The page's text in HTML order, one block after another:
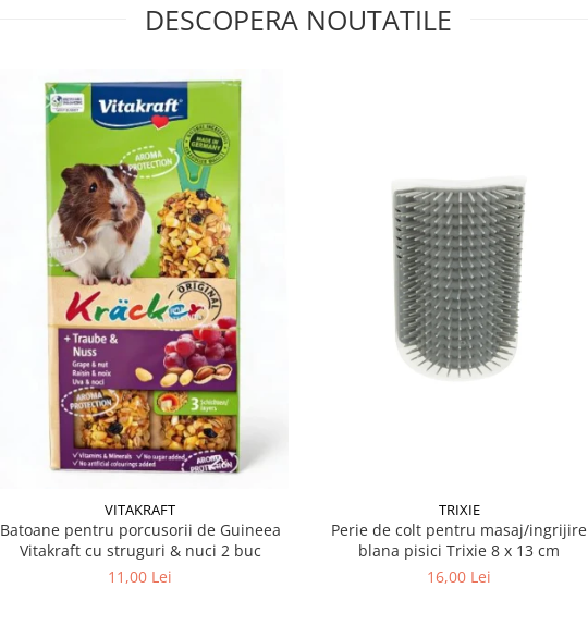
DESCOPERA NOUTATILE
VITAKRAFT
Batoane pentru porcusorii de Guineea
Vitakraft cu struguri & nuci 2 buc
11,00 Lei
TRIXIE
Perie de colt pentru masaj/ingrijire
blana pisici Trixie 8 x 13 cm
16,00 Lei